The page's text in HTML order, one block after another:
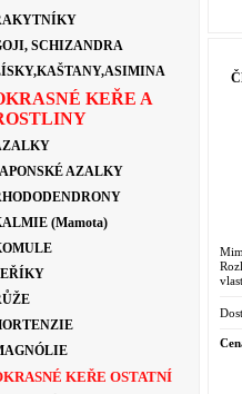
SCHIZANDRA
KEŘE A
AZALKY
(Mamota)
KEŘE OSTATNÍ